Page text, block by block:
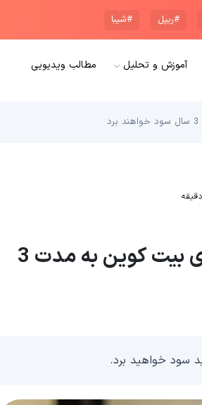
#ریپل #شیبا
آموزش و تحلیل
مطالب ویدیویی
گرگ وال استریت: سرمایه گذاران با نگهداری بیت کوین به مدت 3